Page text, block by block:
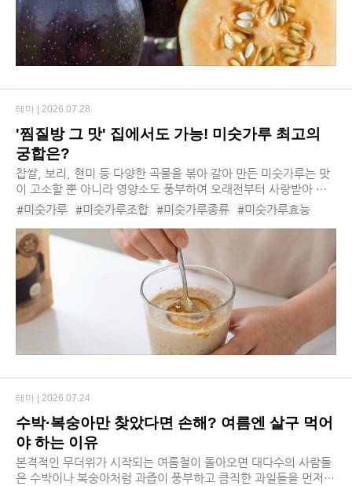
'찜질방 그 맛' 집에서도 가능! 미숫가루 최고의
궁합은?
찹쌀, 보리, 현미 등 다양한 곡물을 볶아 갈아 만든 미숫가루는 맛
이 고소할 뿐 아니라 영양소도 풍부하여 오래전부터 사랑받아 왔
습니다. 최근에는 고전적인 방식을 넘어 다양한 식재료와 조합하
#미숫가루 #미숫가루조합 #미숫가루종류 #미숫가루효능
#미숫가루영양소 #미숫가루영양분 #미숫가루라떼
#미숫가루조합추천 #뉴트로디저트
#미숫가루아포가토
테마 | 2026.07.28
수박·복숭아만 찾았다면 손해? 여름엔 살구 먹어
야 하는 이유
​본격적인 무더위가 시작되는 여름철이 돌아오면 대다수의 사람들
은 수박이나 복숭아처럼 과즙이 풍부하고 큼직한 과일들을 먼저
테마 | 2026.07.24